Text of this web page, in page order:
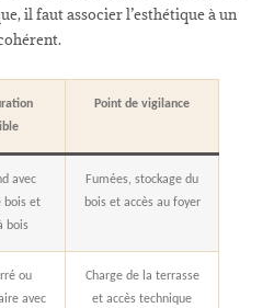
il faut associer l’esthétique à un
Point de vigilance
avec
bois et
bois
Fumées, stockage du
bois et accès au foyer
ou
avec
Charge de la terrasse
et accès technique